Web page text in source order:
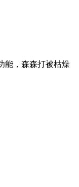
能，森森打被枯燥